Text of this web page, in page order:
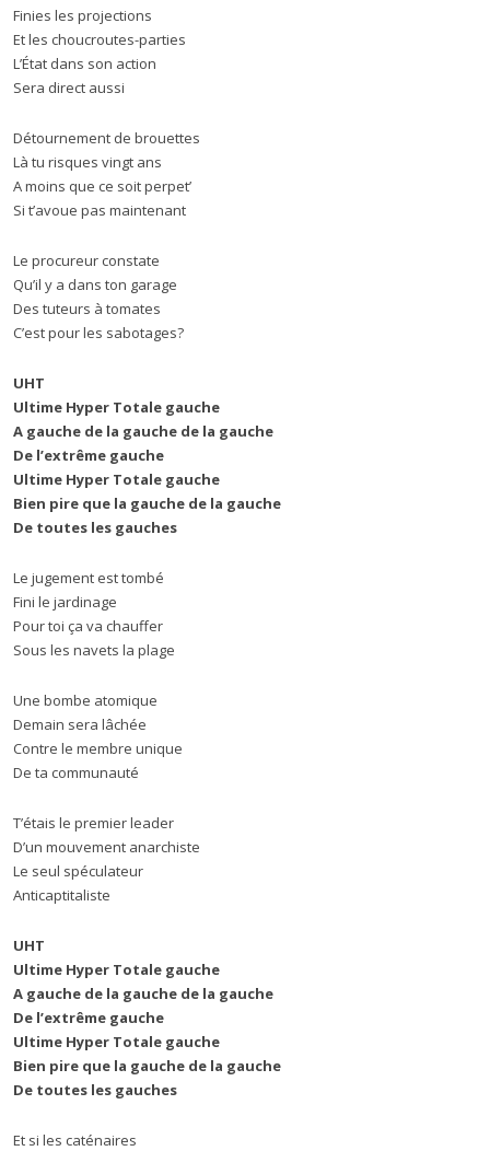
Finies les projections
Et les choucroutes-parties
L’État dans son action
Sera direct aussi
Détournement de brouettes
Là tu risques vingt ans
A moins que ce soit perpet’
Si t’avoue pas maintenant
Le procureur constate
Qu’il y a dans ton garage
Des tuteurs à tomates
C’est pour les sabotages?
UHT
Ultime Hyper Totale gauche
A gauche de la gauche de la gauche
De l’extrême gauche
Ultime Hyper Totale gauche
Bien pire que la gauche de la gauche
De toutes les gauches
Le jugement est tombé
Fini le jardinage
Pour toi ça va chauffer
Sous les navets la plage
Une bombe atomique
Demain sera lâchée
Contre le membre unique
De ta communauté
T’étais le premier leader
D’un mouvement anarchiste
Le seul spéculateur
Anticaptitaliste
UHT
Ultime Hyper Totale gauche
A gauche de la gauche de la gauche
De l’extrême gauche
Ultime Hyper Totale gauche
Bien pire que la gauche de la gauche
De toutes les gauches
Et si les caténaires